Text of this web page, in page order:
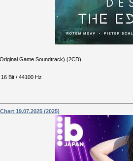
Game Soundtrack) (2CD)
Bit / 44100 Hz
19.07.2025 (2025)